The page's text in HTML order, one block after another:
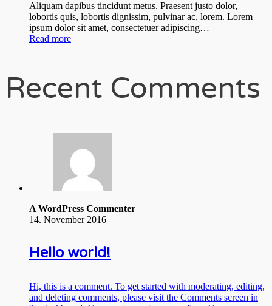
Aliquam dapibus tincidunt metus. Praesent justo dolor,
lobortis quis, lobortis dignissim, pulvinar ac, lorem. Lorem
ipsum dolor sit amet, consectetuer adipiscing…
Read more
Recent Comments
A WordPress Commenter
14. November 2016
Hello world!
Hi, this is a comment. To get started with moderating, editing,
and deleting comments, please visit the Comments screen in